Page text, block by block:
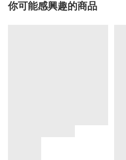
你可能感興趣的商品